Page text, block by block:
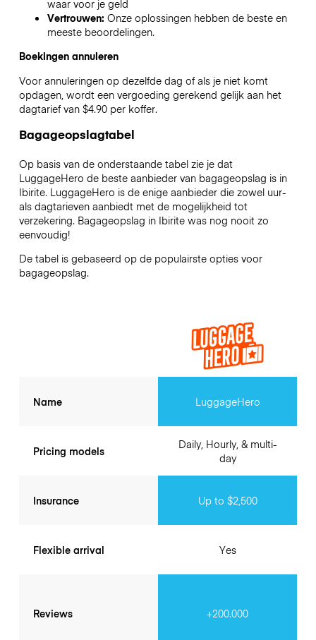
waar voor je geld
Vertrouwen: Onze oplossingen hebben de beste en
meeste beoordelingen.
Boekingen annuleren
Voor annuleringen op dezelfde dag of als je niet komt
opdagen, wordt een vergoeding gerekend gelijk aan het
dagtarief van $4.90 per koffer.
Bagageopslagtabel
Op basis van de onderstaande tabel zie je dat
LuggageHero de beste aanbieder van bagageopslag is in
Ibirite. LuggageHero is de enige aanbieder die zowel uur-
als dagtarieven aanbiedt met de mogelijkheid tot
verzekering. Bagageopslag in Ibiritewas nog nooit zo
eenvoudig!
De tabel is gebaseerd op de populairste opties voor
bagageopslag.
Name
Pricing models
Insurance
Flexible arrival
Reviews
LuggageHero
Daily, Hourly, & multi-
day
Up to $2,500
Yes
+200.000